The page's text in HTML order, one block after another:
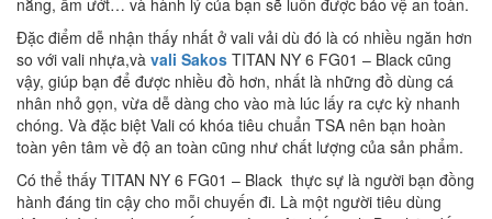
nắng, ẩm ướt… và hành lý của bạn sẽ luôn được bảo vệ an toàn.
Đặc điểm dễ nhận thấy nhất ở vali vải dù đó là có nhiều ngăn hơn
so với vali nhựa,và vali Sakos TITAN NY 6 FG01 – Black cũng
vậy, giúp bạn để được nhiều đồ hơn, nhất là những đồ dùng cá
nhân nhỏ gọn, vừa dễ dàng cho vào mà lúc lấy ra cực kỳ nhanh
chóng. Và đặc biệt Vali có khóa tiêu chuẩn TSA nên bạn hoàn
toàn yên tâm về độ an toàn cũng như chất lượng của sản phẩm.
Có thể thấy TITAN NY 6 FG01 – Black thực sự là người bạn đồng
hành đáng tin cậy cho mỗi chuyến đi. Là một người tiêu dùng